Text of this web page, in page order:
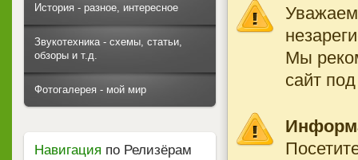
Мы
сайт
История - разное, интересное
Звукотехника - схемы, статьи,
обзоры и т.д.
Фотогалерея - мой мир
Навигация по Релизёрам